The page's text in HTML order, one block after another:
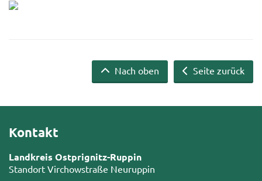
Seite zurück
Nach oben
Kontakt
Landkreis Ostprignitz-Ruppin
Standort Virchowstraße Neuruppin